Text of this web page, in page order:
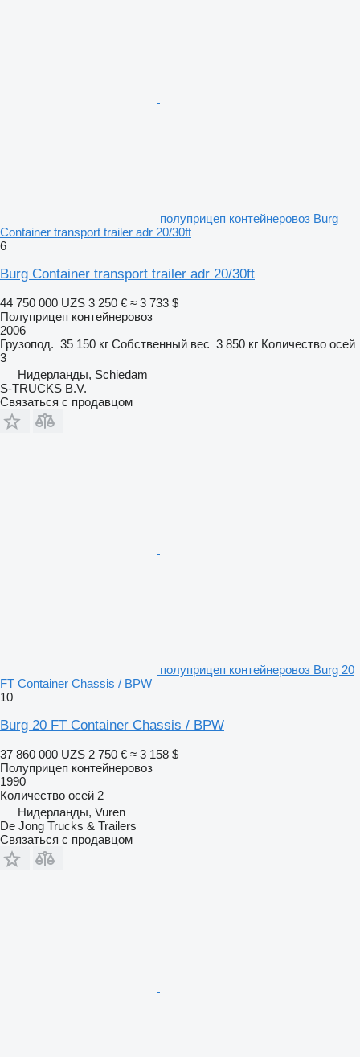
полуприцеп контейнеровоз Burg
Container transport trailer adr 20/30ft
6
Burg Container transport trailer adr 20/30ft
44 750 000 UZS 3 250 € ≈ 3 733 $
Полуприцеп контейнеровоз
2006
Грузопод. 35 150 кг Собственный вес 3 850 кг Количество осей
3
Нидерланды, Schiedam
S-TRUCKS B.V.
Связаться с продавцом
полуприцеп контейнеровоз Burg 20
FT Container Chassis / BPW
10
Burg 20 FT Container Chassis / BPW
37 860 000 UZS 2 750 € ≈ 3 158 $
Полуприцеп контейнеровоз
1990
Количество осей 2
Нидерланды, Vuren
De Jong Trucks & Trailers
Связаться с продавцом